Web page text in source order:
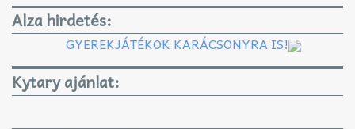
Alza hirdetés:
GYEREKJÁTÉKOK KARÁCSONYRA IS!
Kytary ajánlat: